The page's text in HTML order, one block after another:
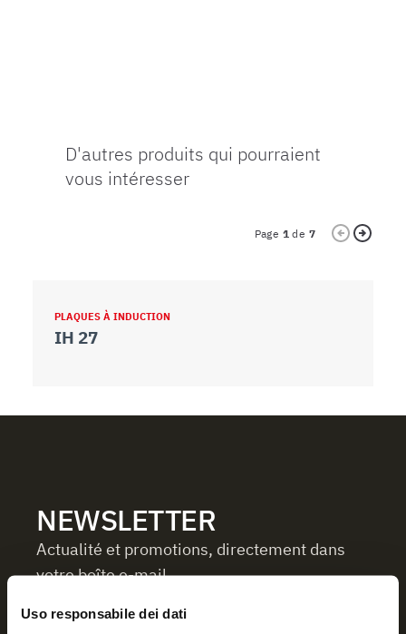
Uso responsabile dei dati
D'autres produits qui pourraient
vous intéresser
Page 1 de 7
PLAQUES À INDUCTION
IH 27
NEWSLETTER
Actualité et promotions, directement dans
votre boîte e-mail